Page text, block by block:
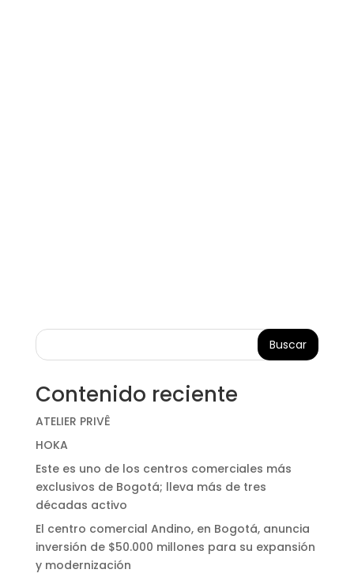
Buscar
Contenido reciente
ATELIER PRIVÊ
HOKA
Este es uno de los centros comerciales más
exclusivos de Bogotá; lleva más de tres
décadas activo
El centro comercial Andino, en Bogotá, anuncia
inversión de $50.000 millones para su expansión
y modernización